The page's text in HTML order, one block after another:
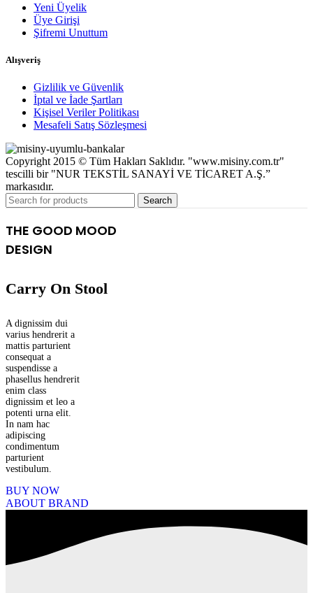
Yeni Üyelik
Üye Girişi
Şifremi Unuttum
Alışveriş
Gizlilik ve Güvenlik
İptal ve İade Şartları
Kişisel Veriler Politikası
Mesafeli Satış Sözleşmesi
Copyright 2015 © Tüm Hakları Saklıdır. "www.misiny.com.tr"
tescilli bir "NUR TEKSTİL SANAYİ VE TİCARET A.Ş.”
markasıdır.
Search
THE GOOD MOOD
DESIGN
Carry On Stool
A dignissim dui
varius hendrerit a
mattis parturient
consequat a
suspendisse a
phasellus hendrerit
enim class
dignissim et leo a
potenti urna elit.
In nam hac
adipiscing
condimentum
parturient
vestibulum.
BUY NOW
ABOUT BRAND